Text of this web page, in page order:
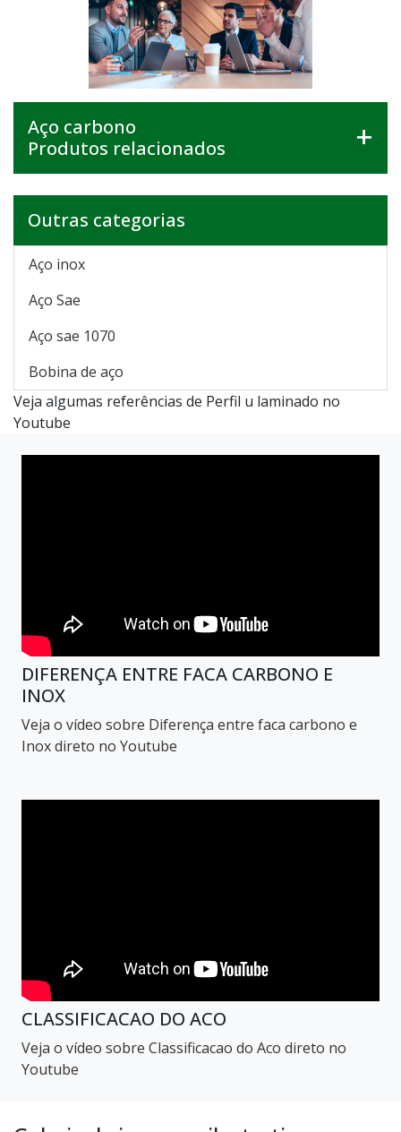
Aço carbono
Produtos relacionados
Outras categorias
Aço inox
Aço Sae
Aço sae 1070
Bobina de aço
Veja algumas referências de Perfil u laminado no
Youtube
DIFERENÇA ENTRE FACA CARBONO E
INOX
Veja o vídeo sobre Diferença entre faca carbono e
Inox direto no Youtube
CLASSIFICACAO DO ACO
Veja o vídeo sobre Classificacao do Aco direto no
Youtube